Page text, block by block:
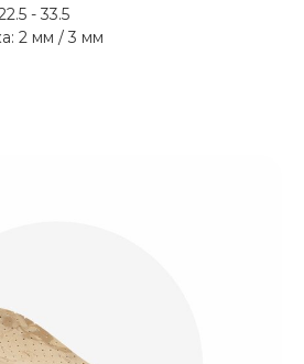
- 33.5
2 мм / 3 мм